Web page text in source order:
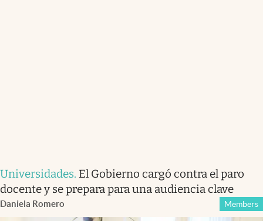
Universidades. El Gobierno cargó contra el paro
docente y se prepara para una audiencia clave
Daniela Romero Members